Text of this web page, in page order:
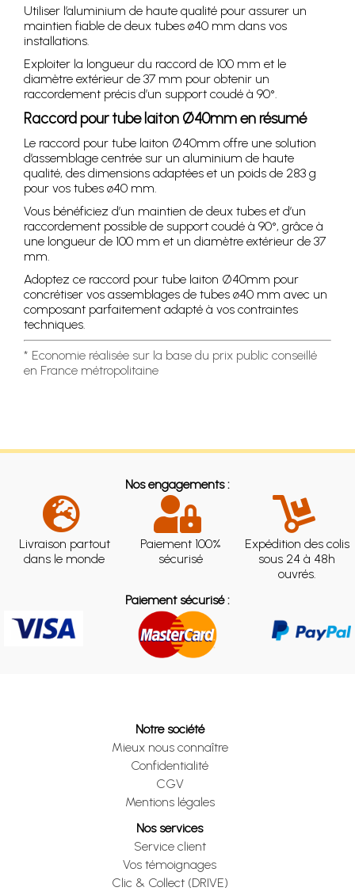
Utiliser l’aluminium de haute qualité pour assurer un
maintien fiable de deux tubes ø40 mm dans vos
installations.
Exploiter la longueur du raccord de 100 mm et le
diamètre extérieur de 37 mm pour obtenir un
raccordement précis d’un support coudé à 90°.
Raccord pour tube laiton Ø40mm en résumé
Le raccord pour tube laiton Ø40mm offre une solution
d’assemblage centrée sur un aluminium de haute
qualité, des dimensions adaptées et un poids de 283 g
pour vos tubes ø40 mm.
Vous bénéficiez d’un maintien de deux tubes et d’un
raccordement possible de support coudé à 90°, grâce à
une longueur de 100 mm et un diamètre extérieur de 37
mm.
Adoptez ce raccord pour tube laiton Ø40mm pour
concrétiser vos assemblages de tubes ø40 mm avec un
composant parfaitement adapté à vos contraintes
techniques.
* Economie réalisée sur la base du prix public conseillé
en France métropolitaine
Nos engagements :
Livraison partout
dans le monde
Paiement 100%
sécurisé
Expédition des colis
sous 24 à 48h
ouvrés.
Paiement sécurisé :
Notre société
Mieux nous connaître
Confidentialité
CGV
Mentions légales
Nos services
Service client
Vos témoignages
Clic & Collect (DRIVE)